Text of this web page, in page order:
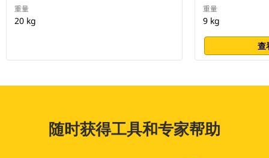
重量
20 kg
重量
9 kg
查
随时获得工具和专家帮助